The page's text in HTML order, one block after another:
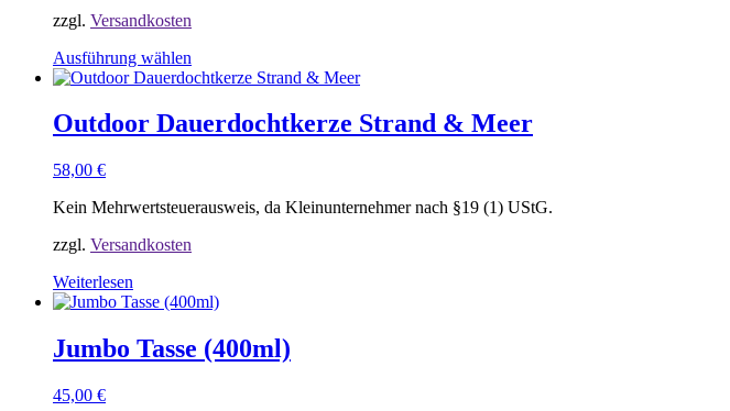
auf
der
Produktseite
gewählt
zzgl. Versandkosten
Ausführung wählen
Dieses
weist
mehrere
auf.
Optionen
können
auf
der
Produktseite
gewählt
Outdoor Dauerdochtkerze Strand & Meer
58,00 €
Kein Mehrwertsteuerausweis, da Kleinunternehmer nach §19 (1) UStG.
zzgl. Versandkosten
Weiterlesen
Jumbo Tasse (400ml)
45,00 €